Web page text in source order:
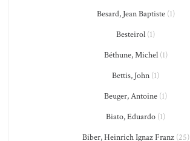
Besard, Jean Baptiste(1)
Besteirol (1)
Béthune, Michel(1)
Bettis, John (1)
Beuger, Antoine (1)
Biato, Eduardo (1)
Biber, Heinrich Ignaz Franz(25)